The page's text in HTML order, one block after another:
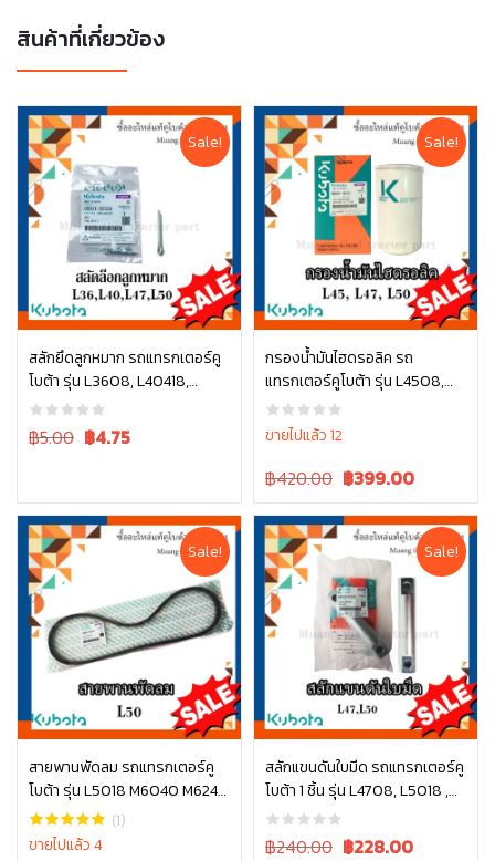
สินค้าที่เกี่ยวข้อง
Sale!
สลักยึดลูกหมาก รถแทรกเตอร์คู
โบต้า รุ่น L3608, L40418,
L4708, L5018 รุ่น L ทุกรุ่น
05511-50328
Original
฿5.00 Current
฿4.75
หยิบใส่ตะกร้า
Sale!
กรองน้ำมันไฮดรอลิค รถ
แทรกเตอร์คูโบต้า รุ่น L4508,
L4708, L5018 , W9501-45101
ขายไปแล้ว 12
Original
was:
฿420.00.
฿420.00 Current
is:
฿420.00.
฿399.00
หยิบใส่ตะกร้า
Sale!
สายพานพัดลม รถแทรกเตอร์คู
โบต้า รุ่น L5018 M6040 M6240
TC803-97010
(1)
ขายไปแล้ว 4
หยิบใส่ตะกร้า
Sale!
สลักแขนดันใบมีด รถแทรกเตอร์คู
โบต้า 1 ชิ้น รุ่น L4708, L5018 ,
W9558-52102
Original
฿240.00 Current
฿228.00
หยิบใส่ตะกร้า